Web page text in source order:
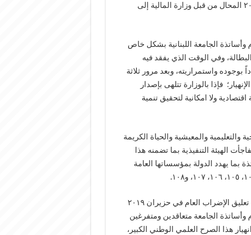
يوسف ضاهر وحضور بقية الأعضاء، وناقشت مشروع الموازنة العامة للعام ٢٠٢١ المحال من قبل وزارة المالية إلى
الجامعة اللبنانية بشكل خاص
وفي الوقت الذي يفقد فيه
واستمراريته، وبعد مرور ثلاثة
فإذا بالوزارة تتلهى بإصدار
ولا امكانية لتحقيق تنمية
والمعيشية والحياة الكريمة
الهيئة التنفيذية بما تضمنه هذا
يهدد الدولة بمؤسساتها العامة
تذكر الهيئة السلطة بالاتفاق المعقود بينها وبين الرابطة والذي على أساسه تم تعليق الإضراب العام في حزيران ٢٠١٩
وأساتذة الجامعة متعاقدين ومتفرغين
هذا الصرح العلمي الوطني الكبير،